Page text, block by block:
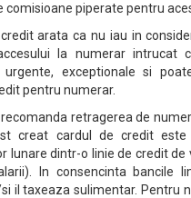
comisioane piperate pentru
arata ca nu iau in
la numerar intrucat
exceptionale si
pentru numerar.
retragerea de
creat cardul de credit este
lunare dintr-o linie de credit de
In consencinta bancile
il taxeaza sulimentar. Pentru